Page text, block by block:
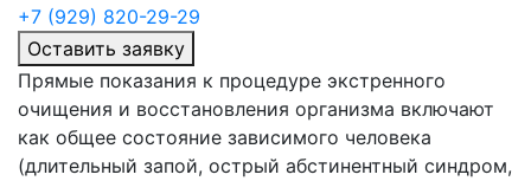
+7 (929) 820-29-29
Оставить заявку
Прямые показания к процедуре экстренного
очищения и восстановления организма включают
как общее состояние зависимого человека
(длительный запой, острый абстинентный синдром,